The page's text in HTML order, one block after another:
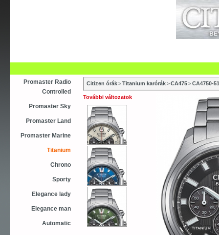
Promaster Radio
Controlled
Promaster Sky
Promaster Land
Promaster Marine
Titanium
Chrono
Sporty
Elegance lady
Elegance man
Automatic
Citizen órák>Titanium karórák>CA475>CA4750-
További változatok